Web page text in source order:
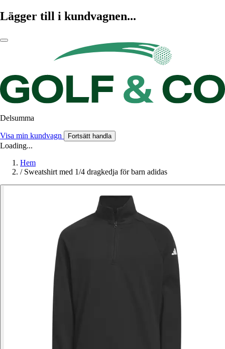
Lägger till i kundvagnen...
Delsumma
Visa min kundvagn Fortsätt handla
Loading...
Hem
/ Sweatshirt med 1/4 dragkedja för barn adidas